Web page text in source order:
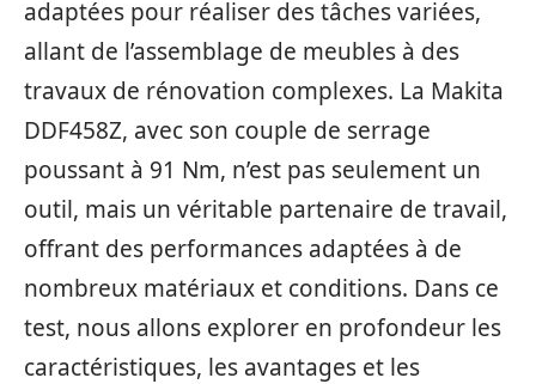
adaptées pour réaliser des tâches variées,
allant de l’assemblage de meubles à des
travaux de rénovation complexes. La Makita
DDF458Z, avec son couple de serrage
poussant à 91 Nm, n’est pas seulement un
outil, mais un véritable partenaire de travail,
offrant des performances adaptées à de
nombreux matériaux et conditions. Dans ce
test, nous allons explorer en profondeur les
caractéristiques, les avantages et les